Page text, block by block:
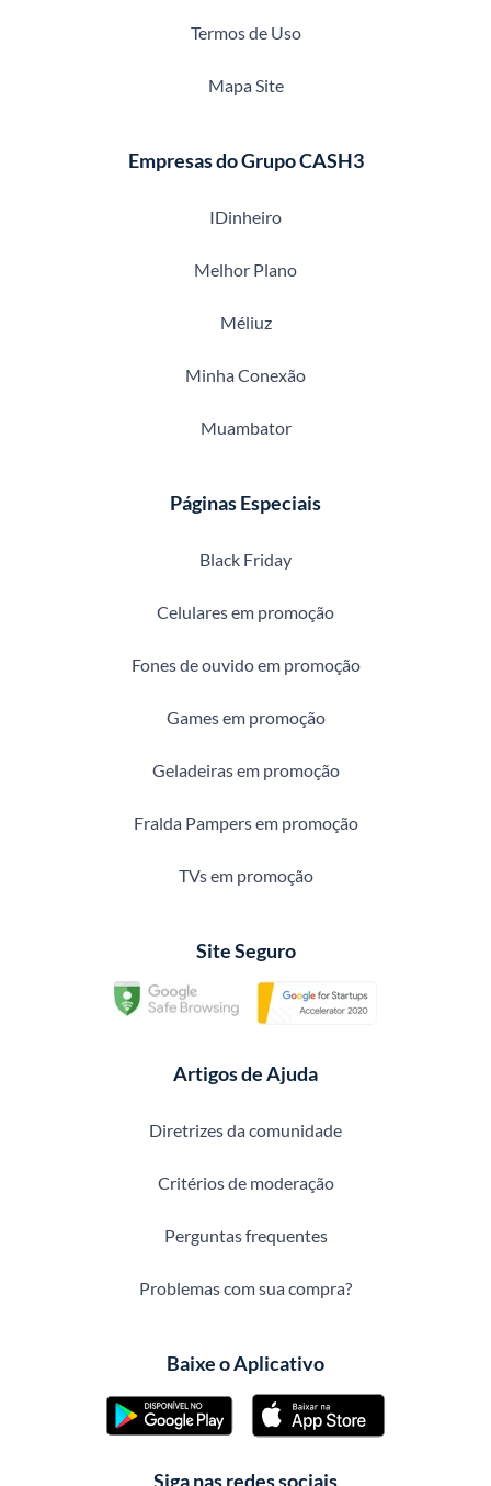
Termos de Uso
Mapa Site
Empresas do Grupo CASH3
IDinheiro
Melhor Plano
Méliuz
Minha Conexão
Muambator
Páginas Especiais
Black Friday
Celulares em promoção
Fones de ouvido em promoção
Games em promoção
Geladeiras em promoção
Fralda Pampers em promoção
TVs em promoção
Site Seguro
Artigos de Ajuda
Diretrizes da comunidade
Critérios de moderação
Perguntas frequentes
Problemas com sua compra?
Baixe o Aplicativo
Siga nas redes sociais